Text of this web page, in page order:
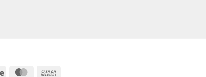
Stripe MasterCard